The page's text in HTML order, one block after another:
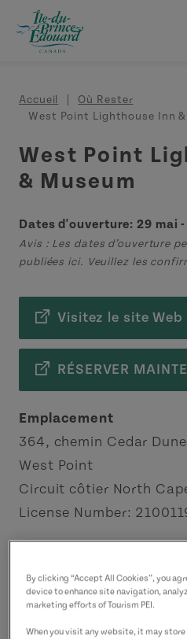
Aller au contenu principal
Fil d'Ariane
Accueil
Où Rester
West Point Lighthouse Inn
West Point
& Museum
Dates d'ouverture: 29 mai
Avis : Les dates d’ouverture
publiées ici. Veuillez les
Visitez le site Web
RÉSERVER
Emplacement
364, chemin Cedar
West Point
Circuit côtier North
License Number:
9028593605(P)
9028535652(A)
By clicking “Accept All Cookies”, you
device to enhance site navigation,
marketing efforts of Tourism PEI.
When you visit any website, it may